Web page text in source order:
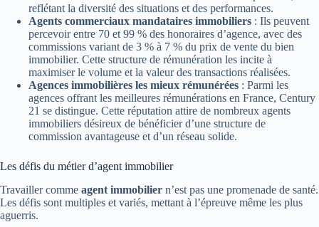
reflétant la diversité des situations et des performances.
Agents commerciaux mandataires immobiliers : Ils peuvent
percevoir entre 70 et 99 % des honoraires d’agence, avec des
commissions variant de 3 % à 7 % du prix de vente du bien
immobilier. Cette structure de rémunération les incite à
maximiser le volume et la valeur des transactions réalisées.
Agences immobilières les mieux rémunérées : Parmi les
agences offrant les meilleures rémunérations en France, Century
21 se distingue. Cette réputation attire de nombreux agents
immobiliers désireux de bénéficier d’une structure de
commission avantageuse et d’un réseau solide.
Les défis du métier d’agent immobilier
Travailler comme agent immobilier n’est pas une promenade de santé.
Les défis sont multiples et variés, mettant à l’épreuve même les plus
aguerris.